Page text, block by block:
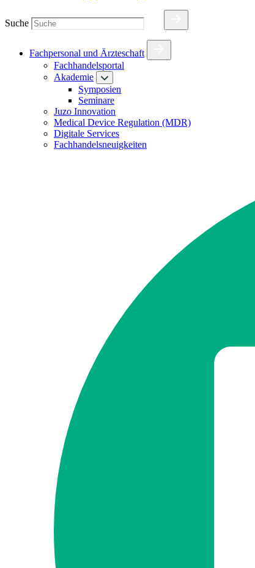
Suche
Fachpersonal und Ärzteschaft
Fachhandelsportal
Akademie
Symposien
Seminare
Juzo Innovation
Medical Device Regulation (MDR)
Digitale Services
Fachhandelsneuigkeiten